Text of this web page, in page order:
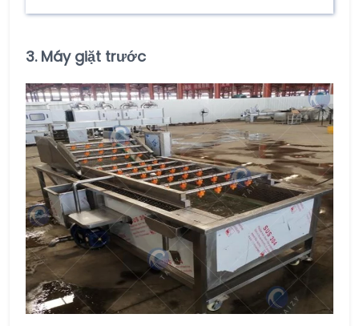
3. Máy giặt trước